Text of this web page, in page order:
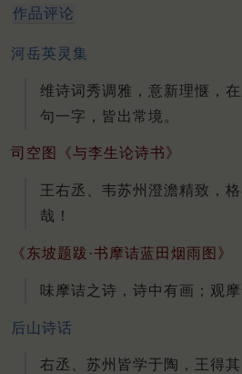
作品评论
河岳英灵集
维诗词秀调雅，意新理惬，
句一字，皆出常境。
司空图《与李生论诗书》
王右丞、韦苏州澄澹精致，
哉！
《东坡题跋·书摩诘蓝田烟雨图》
味摩诘之诗，诗中有画；观
后山诗话
右丞、苏州皆学于陶，王得其